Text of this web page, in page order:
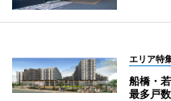
エリア特
船橋・
最多戸